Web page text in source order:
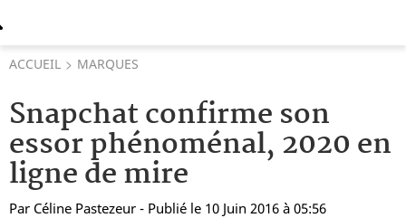
ACCUEIL MARQUES
Snapchat confirme son
essor phénoménal, 2020 en
ligne de mire
Par Céline Pastezeur - Publié le 10 Juin 2016 à 05:56